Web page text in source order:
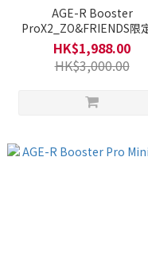
AGE-R Booster
ProX2_ZO&FRIENDS限
HK$1,988.00
HK$3,000.00